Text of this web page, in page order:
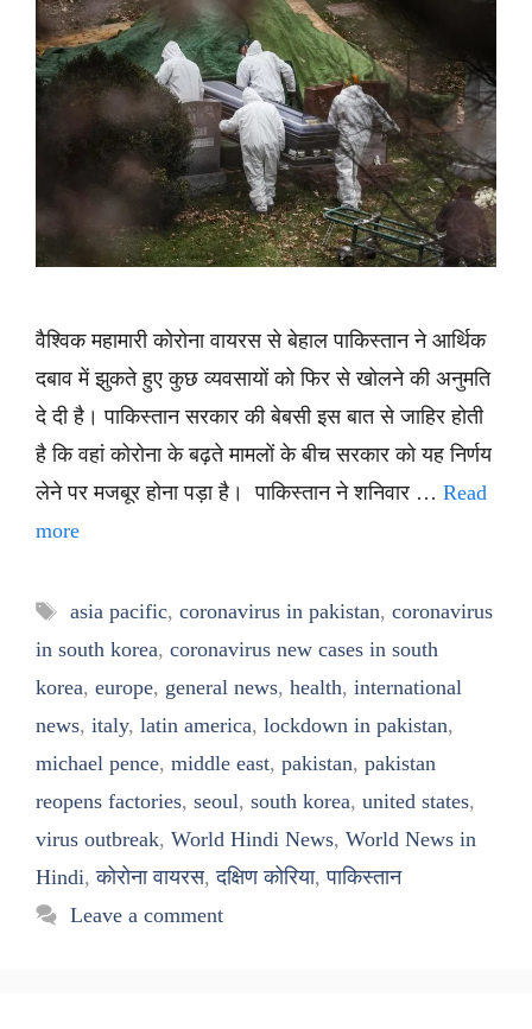
वैश्विक महामारी कोरोना वायरस से बेहाल पाकिस्तान ने आर्थिक
दबाव में झुकते हुए कुछ व्यवसायों को फिर से खोलने की अनुमति
दे दी है। पाकिस्तान सरकार की बेबसी इस बात से जाहिर होती
है कि वहां कोरोना के बढ़ते मामलों के बीच सरकार को यह निर्णय
लेने पर मजबूर होना पड़ा है। पाकिस्तान ने शनिवार … Read
more
Tags
asia pacific, coronavirus in pakistan, coronavirus
in south korea, coronavirus new cases in south
korea, europe, general news, health, international
news, italy, latin america, lockdown in pakistan,
michael pence, middle east, pakistan, pakistan
reopens factories, seoul, south korea, united states,
virus outbreak, World Hindi News, World News in
Hindi,कोरोना वायरस,दक्षिण कोरिया,पाकिस्तान
Leave a comment